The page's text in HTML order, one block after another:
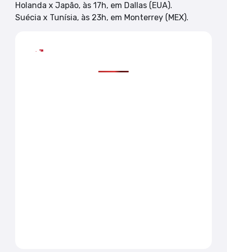
Holanda x Japão, às 17h, em Dallas (EUA).
Suécia x Tunísia, às 23h, em Monterrey (MEX).